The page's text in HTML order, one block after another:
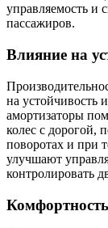
управляемость и
пассажиров.
Влияние на
на устойчивость
амортизаторы
колес с дорогой,
поворотах и при
улучшают
контролировать